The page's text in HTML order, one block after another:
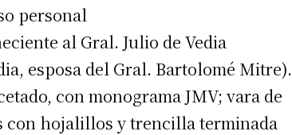
personal
al Gral. Julio de Vedia
esposa del Gral. Bartolomé Mitre).
con monograma JMV; vara de
con hojalillos y trencilla terminada